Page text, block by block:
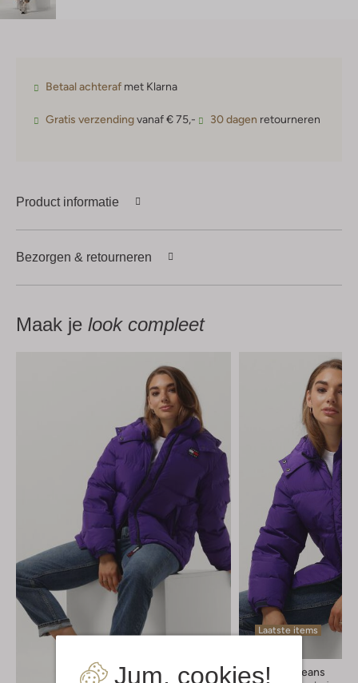
Jum, cookies!
Betaal achteraf met Klarna
Gratis verzendingvanaf € 75,- 30 dagen retourneren
Product informatie
Bezorgen & retourneren
Maak je look compleet
Laatste items
Tommy Jeans